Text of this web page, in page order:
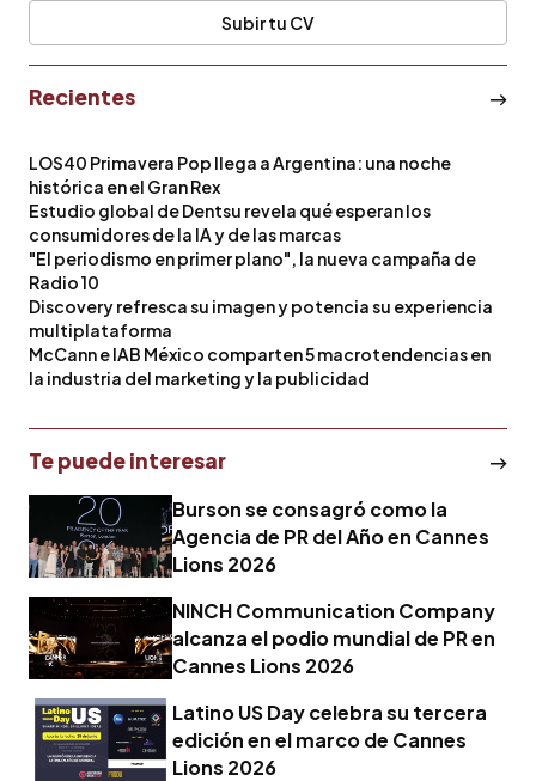
Subir tu CV
Recientes
LOS40 Primavera Pop llega a Argentina: una noche
histórica en el Gran Rex
Estudio global de Dentsu revela qué esperan los
consumidores de la IA y de las marcas
"El periodismo en primer plano", la nueva campaña de
Radio 10
Discovery refresca su imagen y potencia su experiencia
multiplataforma
McCann e IAB México comparten 5 macrotendencias en
la industria del marketing y la publicidad
Te puede interesar
Burson se consagró como la
Agencia de PR del Año en Cannes
Lions 2026
NINCH Communication Company
alcanza el podio mundial de PR en
Cannes Lions 2026
Latino US Day celebra su tercera
edición en el marco de Cannes
Lions 2026